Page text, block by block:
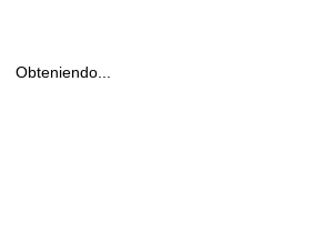
Obteniendo...